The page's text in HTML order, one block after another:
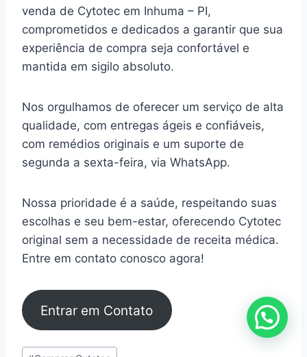
venda de Cytotec em Inhuma – PI,
comprometidos e dedicados a garantir que sua
experiência de compra seja confortável e
mantida em sigilo absoluto.
Nos orgulhamos de oferecer um serviço de alta
qualidade, com entregas ágeis e confiáveis,
com remédios originais e um suporte de
segunda a sexta-feira, via WhatsApp.
Nossa prioridade é a saúde, respeitando suas
escolhas e seu bem-estar, oferecendo Cytotec
original sem a necessidade de receita médica.
Entre em contato conosco agora!
Entrar em Contato
Tags